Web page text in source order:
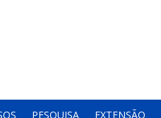
PESQUISA EXTENSÃO